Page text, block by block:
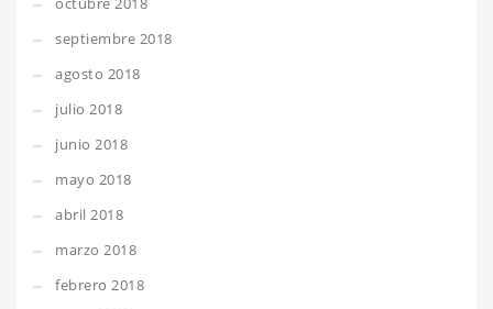
septiembre 2018
agosto 2018
julio 2018
junio 2018
mayo 2018
abril 2018
marzo 2018
febrero 2018